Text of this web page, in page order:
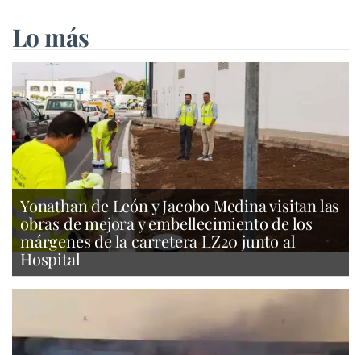
Lo más
Yonathan de León y Jacobo Medina visitan las
obras de mejora y embellecimiento de los
márgenes de la carretera LZ20 junto al
Hospital